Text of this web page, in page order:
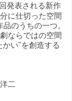
発表される新作
に仕切った空間
のうちの一つ。
ならではの空間
い"を創造する
二